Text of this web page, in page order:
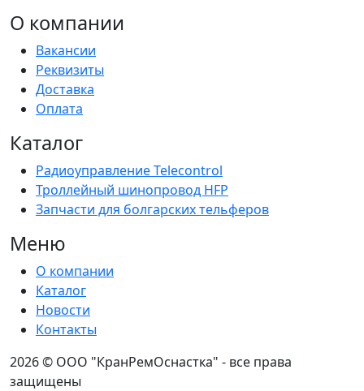
О компании
Вакансии
Реквизиты
Доставка
Оплата
Каталог
Радиоуправление Telecontrol
Троллейный шинопровод HFP
Запчасти для болгарских тельферов
Меню
О компании
Каталог
Новости
Контакты
2026 © ООО "КранРемОснастка" - все права
защищены